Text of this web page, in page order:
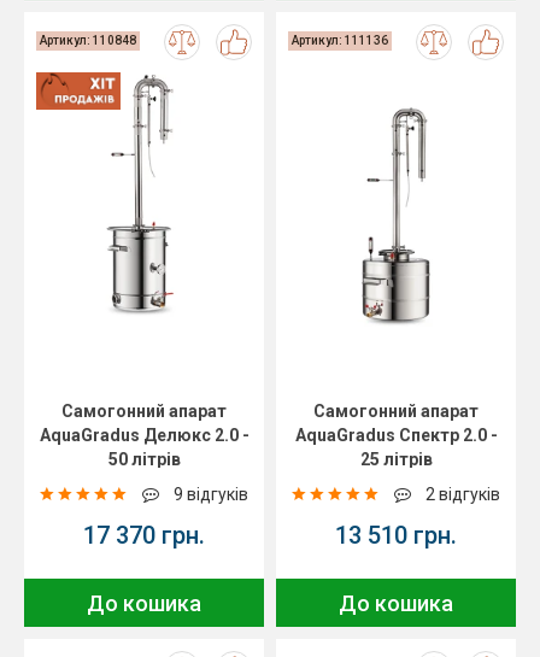
Артикул: 110848
Самогонний апарат
AquaGradus Делюкс 2.0 -
50 літрів
9 відгуків
17 370 грн.
До кошика
Артикул: 111136
Самогонний апарат
AquaGradus Спектр 2.0 -
25 літрів
2 відгуків
13 510 грн.
До кошика